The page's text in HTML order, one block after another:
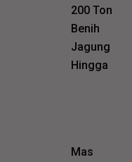
200 Ton
Benih
Jagung
Hingga
Mas